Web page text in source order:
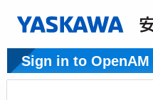
Sign in to OpenAM